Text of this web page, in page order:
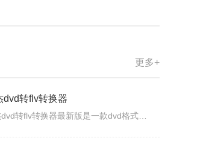
更多+
ColorSPY是一款专业实用的屏幕取色与色码转换工具，用于屏幕任意颜色提取、色码转换与颜色管理，支持多种常用色码格式，广泛应用于网页设计、平面绘图、编程开发等场景。取色精准快速，能轻松获取屏幕任意位置的颜色信息。ColorSPY功能1.实时屏幕取色，鼠标悬停即可获取屏幕任意位置颜色，无需复杂操作。...
dvd转flv转换器